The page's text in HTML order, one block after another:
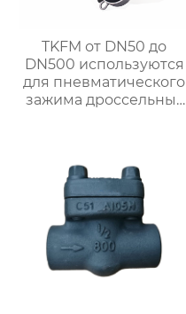
TKFM от DN50 до
DN500 используются
для пневматического
зажима дроссельных
облицовкой для
систем водяного
отопления